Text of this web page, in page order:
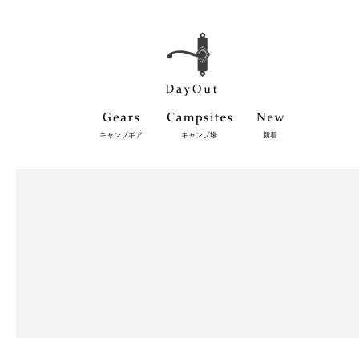
キャンプギア キャンプ場 新着